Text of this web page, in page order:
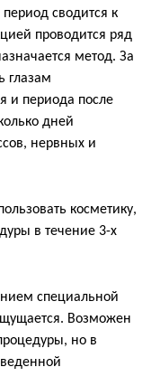
сводится к
проводится ряд
метод. За
глазам
и периода после
дней
нервных и
косметику,
в течение 3-х
специальной
Возможен
но в